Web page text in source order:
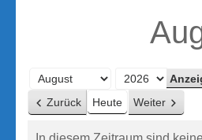
Monat
Jahr
Zurück Heute Weiter